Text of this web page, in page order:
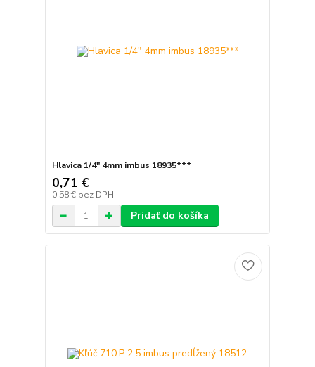
Hlavica 1/4" 4mm imbus 18935***
0,71 €
0,58 € bez DPH
Pridať do košíka